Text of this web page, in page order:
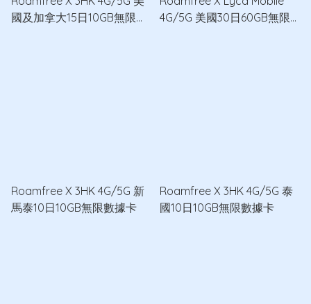
國及加拿大15日10GB無限數
4G/5G 美國30日60GB無限
Roamfree X 3HK 4G/5G 新
馬泰10日10GB無限數據卡
Roamfree X 3HK 4G/5G 泰
國10日10GB無限數據卡